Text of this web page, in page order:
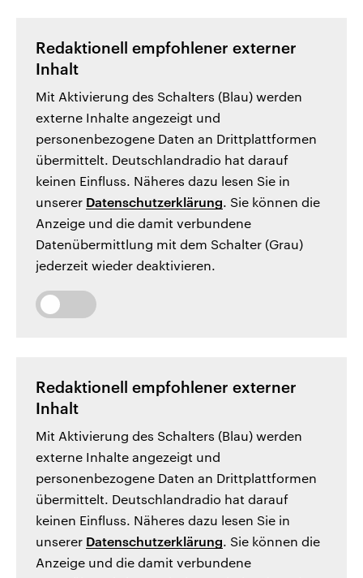
Redaktionell empfohlener externer
Inhalt
Mit Aktivierung des Schalters (Blau) werden
externe Inhalte angezeigt und
personenbezogene Daten an Drittplattformen
übermittelt. Deutschlandradio hat darauf
keinen Einfluss. Näheres dazu lesen Sie in
unserer Datenschutzerklärung. Sie können die
Anzeige und die damit verbundene
Datenübermittlung mit dem Schalter (Grau)
jederzeit wieder deaktivieren.
Redaktionell empfohlener externer
Inhalt
Mit Aktivierung des Schalters (Blau) werden
externe Inhalte angezeigt und
personenbezogene Daten an Drittplattformen
übermittelt. Deutschlandradio hat darauf
keinen Einfluss. Näheres dazu lesen Sie in
unserer Datenschutzerklärung. Sie können die
Anzeige und die damit verbundene